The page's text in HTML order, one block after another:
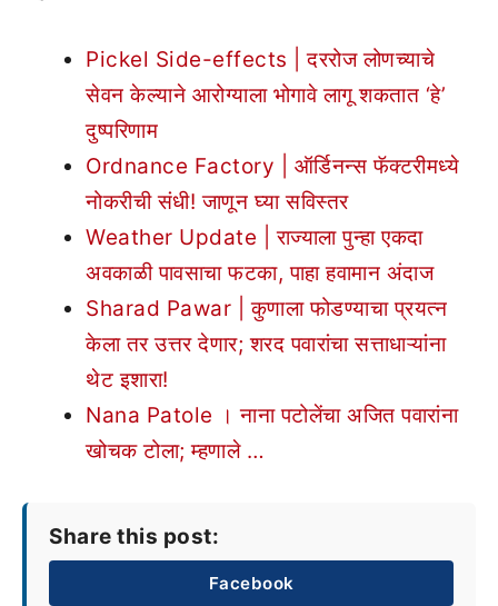
Pickel Side-effects | दररोज लोणच्याचे
सेवन केल्याने आरोग्याला भोगावे लागू शकतात ‘हे’
दुष्परिणाम
Ordnance Factory | ऑर्डिनन्स फॅक्टरीमध्ये
नोकरीची संधी! जाणून घ्या सविस्तर
Weather Update | राज्याला पुन्हा एकदा
अवकाळी पावसाचा फटका, पाहा हवामान अंदाज
Sharad Pawar | कुणाला फोडण्याचा प्रयत्न
केला तर उत्तर देणार; शरद पवारांचा सत्ताधाऱ्यांना
थेट इशारा!
Nana Patole । नाना पटोलेंचा अजित पवारांना
खोचक टोला; म्हणाले …
Share this post:
Facebook